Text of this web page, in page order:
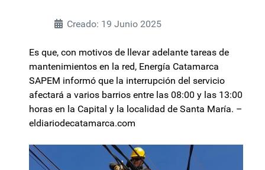
Creado: 19 Junio 2025
Es que, con motivos de llevar adelante tareas de
mantenimientos en la red, Energía Catamarca
SAPEM informó que la interrupción del servicio
afectará a varios barrios entre las 08:00 y las 13:00
horas en la Capital y la localidad de Santa María. –
eldiariodecatamarca.com